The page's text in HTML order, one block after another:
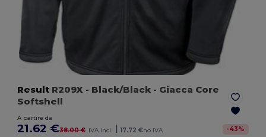
Result R209X - Black/Black - Giacca Core
Softshell
A partire da
21.62 €38.00 € IVA incl. | 17.72 €no IVA -43%